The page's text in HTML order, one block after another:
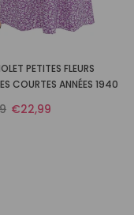
PETITES FLEURS
COURTES ANNÉES 1940
€22,99